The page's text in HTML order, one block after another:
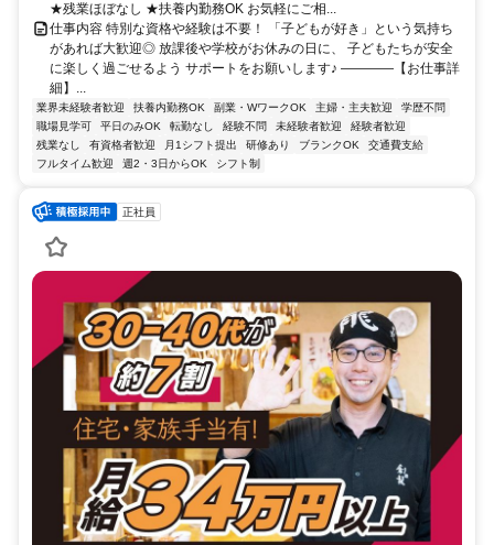
★残業ほぼなし ★扶養内勤務OK お気軽にご相...
仕事内容 特別な資格や経験は不要！ 「子どもが好き」という気持ち
があれば大歓迎◎ 放課後や学校がお休みの日に、 子どもたちが安全
に楽しく過ごせるよう サポートをお願いします♪ ――――【お仕事詳
細】...
業界未経験者歓迎 扶養内勤務OK 副業・WワークOK 主婦・主夫歓迎
学歴不問
職場見学可
平日のみOK 転勤なし 経験不問 未経験者歓迎
経験者歓迎
残業なし
有資格者歓迎 月1シフト提出 研修あり ブランクOK
交通費支給
フルタイム歓迎
週2・3日からOK シフト制
正社員